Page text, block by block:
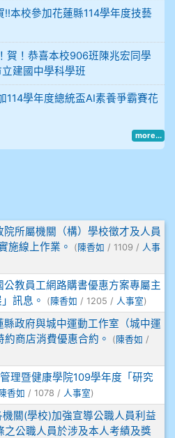
本校參加花蓮縣114學年度技藝
！恭喜本校906班陳兆宏同學
建國中學科學班
學年度總統盃AI素養爭霸賽花
more...
院所屬機關（構）學校徵才及人員
施線上作業。
( 陳香如 / 1109 / 人事
公教員工網路購書優惠方案專屬主
訊息。
(陳香如 / 1205 / 人事室)
縣政府與城中運動工作室（城中運
商店消費優惠合約。
( 陳香如 /
理暨健康學院109學年度「研究
香如 / 1078 / 人事室)
關(學校)加強宣導公職人員利益
公職人員於涉及本人考績及獎